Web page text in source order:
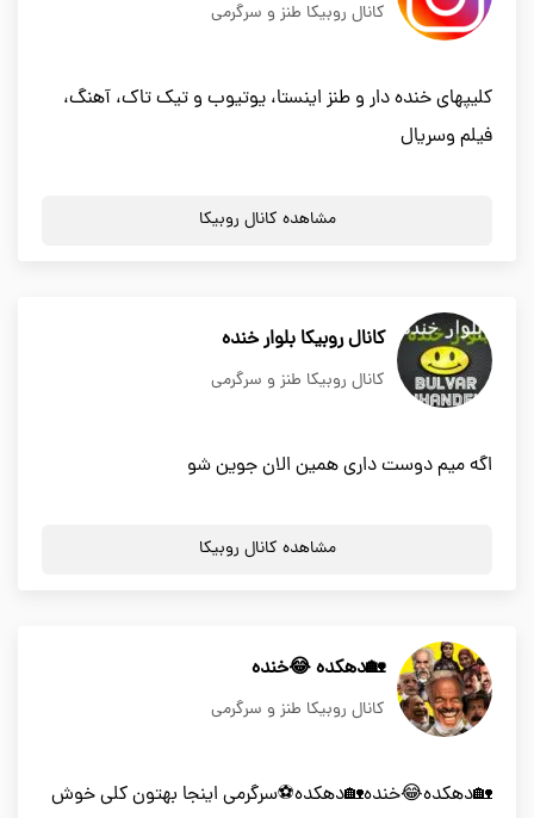
کانال روبیکا طنز و سرگرمی
کلیپهای خنده دار و طنز اینستا، یوتیوب و تیک تاک، آهنگ،
فیلم وسریال
مشاهده کانال روبیکا
کانال روبیکا بلوار خنده
کانال روبیکا طنز و سرگرمی
اگه میم دوست داری همین الان جوین شو
مشاهده کانال روبیکا
🏡دهکده 😂خنده
کانال روبیکا طنز و سرگرمی
🏡دهکده😂خنده🏡دهکده⚽سرگرمی اینجا بهتون کلی خوش